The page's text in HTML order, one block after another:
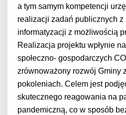
a tym samym kompetencji
realizacji zadań publicznych
informatyzacji z możliwością
Realizacja projektu wpłynie
społeczno- gospodarczych
zrównoważony rozwój Gminy
pokoleniach. Celem jest
skutecznego reagowania na
pandemiczną, co w sposób